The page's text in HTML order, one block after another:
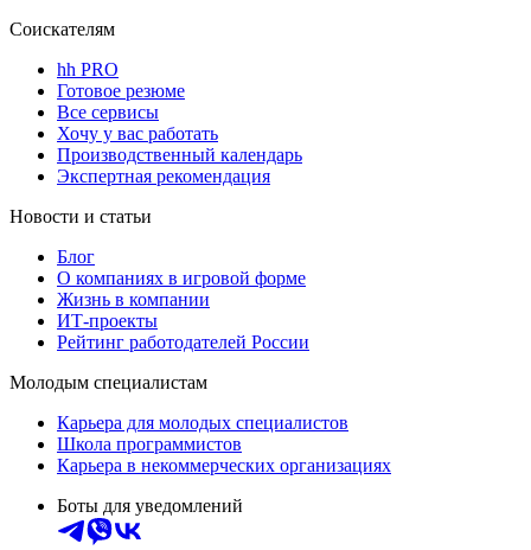
Соискателям
hh PRO
Готовое резюме
Все сервисы
Хочу у вас работать
Производственный календарь
Экспертная рекомендация
Новости и статьи
Блог
О компаниях в игровой форме
Жизнь в компании
ИТ-проекты
Рейтинг работодателей России
Молодым специалистам
Карьера для молодых специалистов
Школа программистов
Карьера в некоммерческих организациях
Боты для уведомлений